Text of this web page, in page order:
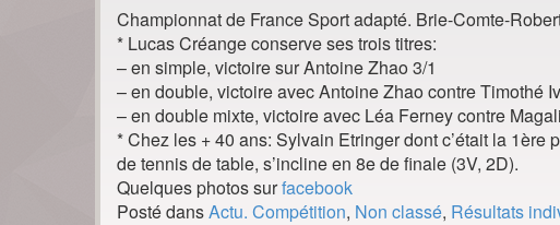
Championnat de France Sport adapté. Brie-Comte-
* Lucas Créange conserve ses trois titres:
– en simple, victoire sur Antoine Zhao 3/1
– en double, victoire avec Antoine Zhao contre Timothé
– en double mixte, victoire avec Léa Ferney contre
* Chez les + 40 ans: Sylvain Etringer dont c’était la
de tennis de table, s’incline en 8e de finale (3V, 2D).
Quelques photos surfacebook
Posté dansActu. Compétition, Non classé, Résultats